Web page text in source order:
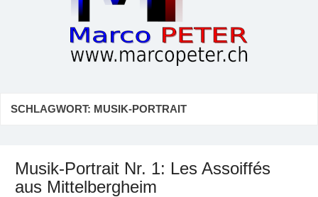
Gesellschaft, Musik, Photographie, Sport und Technik (IT)
SCHLAGWORT: MUSIK-PORTRAIT
Musik-Portrait Nr. 1: Les Assoiffés
aus Mittelbergheim